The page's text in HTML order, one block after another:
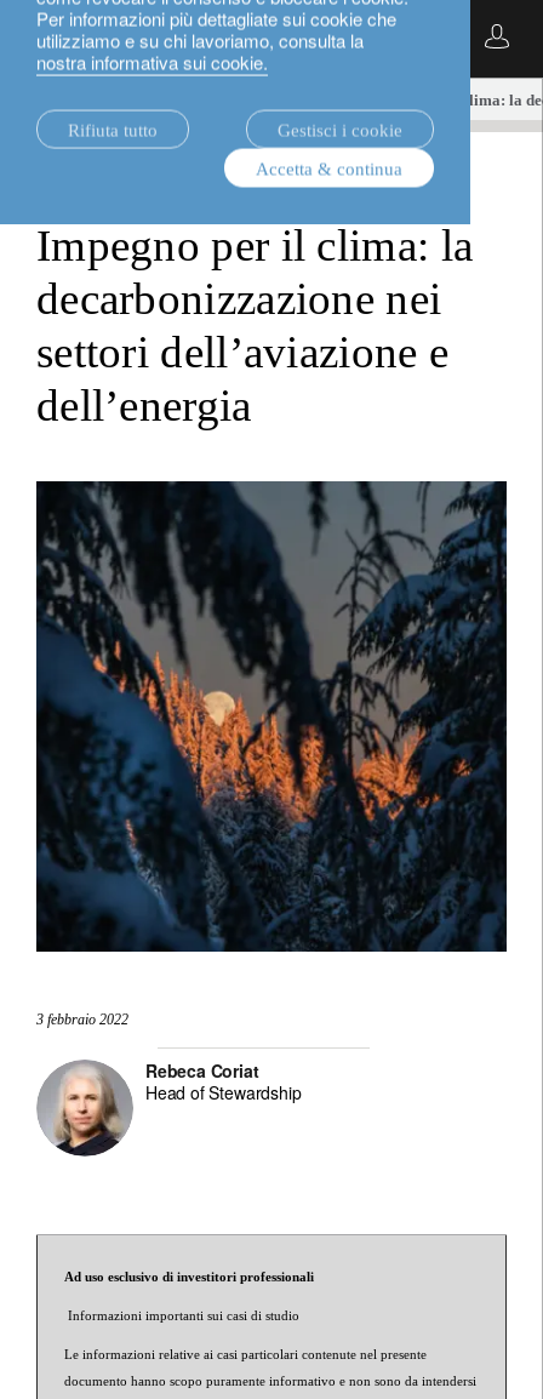
Per informazioni più dettagliate sui cookie che
utilizziamo e su chi lavoriamo, consulta la
nostra informativa sui cookie.
Rifiuta tutto
Gestisci i cookie
Accetta & continua
Italiano
Impegno per il clima: la
sustainable investment
Impegno per il clima: la
decarbonizzazione nei
settori dell’aviazione e
dell’energia
3 febbraio 2022
Rebeca Coriat
Head of Stewardship
Ad uso esclusivo di investitori professionali
Informazioni importanti sui casi di studio
Le informazioni relative ai casi particolari contenute nel presente
documento hanno scopo puramente informativo e non sono da intendersi